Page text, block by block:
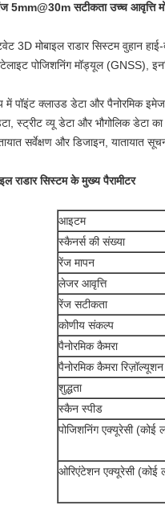
5mm@30m सटीकता उच्च आवृत्ति
3D मोबाइल राडार सिस्टम वुहान
पोजिशनिंग मॉड्यूल (GNSS),
में पॉइंट क्लाउड डेटा और पैनोरमिक
स्ट्रीट व्यू डेटा और भौगोलिक डेटा
सर्वेक्षण और डिजाइन, यातायात
राडार सिस्टम के मुख्य पैरामीटर
आइटम
स्कैनर्स की संख्या
रेंज मापन
लेजर आवृत्ति
रेंज सटीकता
कोणीय संकल्प
पैनोरमिक कैमरा
पैनोरमिक कैमरा रिज़ॉल्यूशन
शुद्धता
स्कैन स्पीड
पोजिशनिंग एक्यूरेसी (कोई
ओरिएंटेशन एक्यूरेसी (कोई